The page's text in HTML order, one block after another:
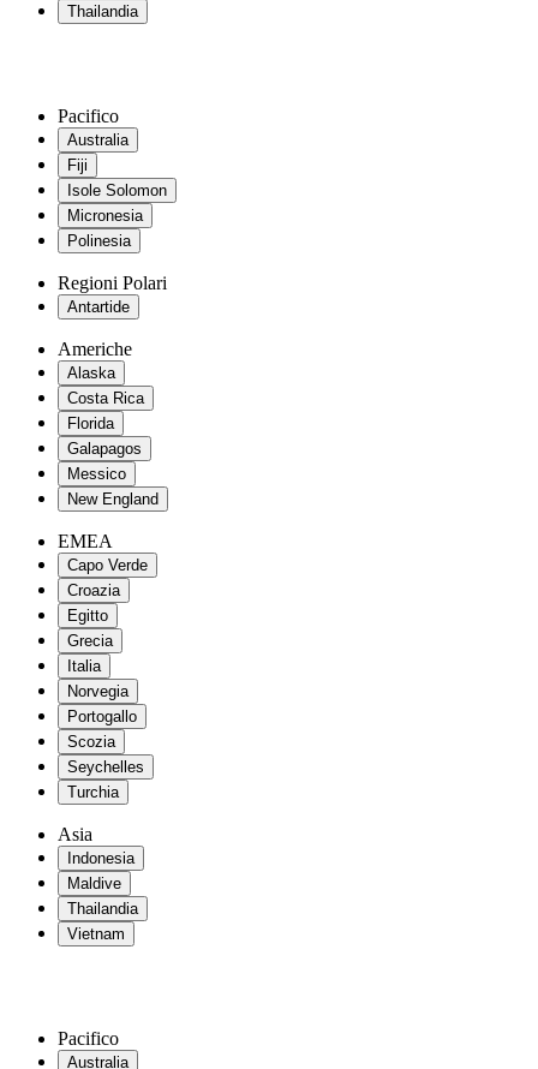
Thailandia
Pacifico
Australia
Fiji
Isole Solomon
Micronesia
Polinesia
Regioni Polari
Antartide
Americhe
Alaska
Costa Rica
Florida
Galapagos
Messico
New England
EMEA
Capo Verde
Croazia
Egitto
Grecia
Italia
Norvegia
Portogallo
Scozia
Seychelles
Turchia
Asia
Indonesia
Maldive
Thailandia
Vietnam
Pacifico
Australia